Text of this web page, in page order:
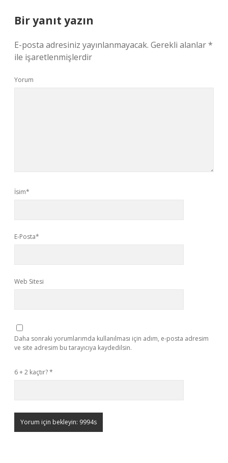
Bir yanıt yazın
E-posta adresiniz yayınlanmayacak. Gerekli alanlar*
ile işaretlenmişlerdir
Yorum
İsim*
E-Posta*
Web Sitesi
Daha sonraki yorumlarımda kullanılması için adım, e-posta adresim
ve site adresim bu tarayıcıya kaydedilsin.
6 + 2 kaçtır?*